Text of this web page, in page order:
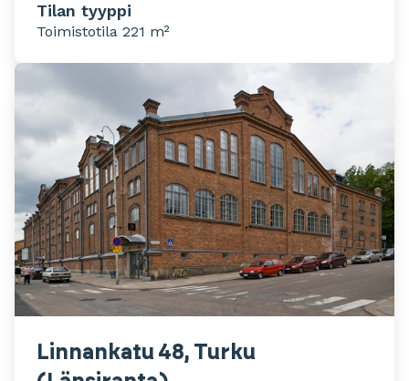
Tilan tyyppi
Toimistotila 221 m²
Linnankatu 48, Turku